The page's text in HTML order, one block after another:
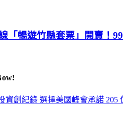
「暢遊竹縣套票」開賣！